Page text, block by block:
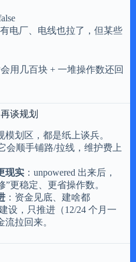
电厂、电线也拉了，但某些
用几百块 + 一堆操作数还回
谈规划
模划区，都是纸上谈兵。
会顺手铺路/拉线，维护费上
现实 ：unpowered 出来后，
”更稳定、更省操作数。
：资金见底、建啥都
设，只推进（12/24 个月一
拉回来。